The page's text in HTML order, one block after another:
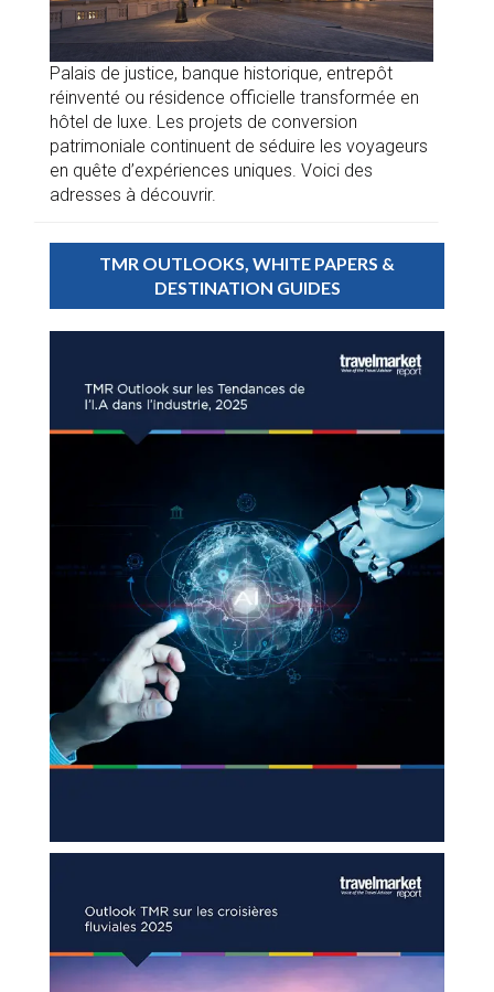
Palais de justice, banque historique, entrepôt
réinventé ou résidence officielle transformée en
hôtel de luxe. Les projets de conversion
patrimoniale continuent de séduire les voyageurs
en quête d’expériences uniques. Voici des
adresses à découvrir.
TMR OUTLOOKS, WHITE PAPERS &
DESTINATION GUIDES